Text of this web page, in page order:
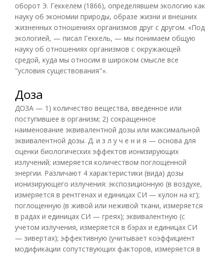
оборот Э. Геккелем (1866), определявшем экологию как
науку об экономии природы, образе жизни и внешних
жизненных отношениях организмов друг с другом. «Под
экологией, — писал Геккель, — мы понимаем общую
науку об отношениях организмов с окружающей
средой, куда мы относим в широком смысле все
"условия существования"».
Доза
ДОЗА — 1) количество вещества, введенное или
поступившее в организм; 2) сокращенное
наименование эквивалентной дозы или максимальной
эквивалентной дозы. Д. и з л у ч е н и я — основа для
оценки биологических эффектов ионизирующих
излучений; измеряется количеством поглощенной
энергии. Различают 4 характеристики (вида) дозы
ионизирующего излучения: экспозиционную (в воздухе,
измеряется в рентгенах и единицах СИ — кулон на кг);
поглощенную (в живой или неживой ткани, измеряется
в радах и единицах СИ — греях); эквивалентную (с
учетом излучения, измеряется в бэрах и единицах СИ
— зивертах); эффективную (учитывает коэффициент
модификации сопутствующих факторов, измеряется в